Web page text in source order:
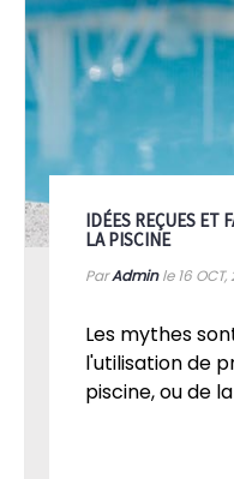
IDÉES REÇUES ET
LA PISCINE
ParAdminle 16 OCT,
Les mythes
l'utilisation de
piscine, ou de